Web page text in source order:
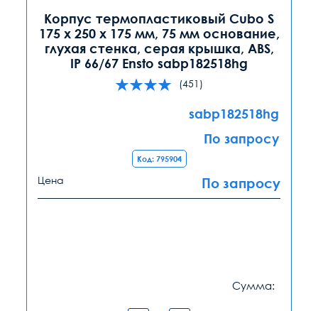
Корпус термопластиковый Cubo S
175 x 250 x 175 мм, 75 мм основание,
глухая стенка, серая крышка, ABS,
IP 66/67 Ensto sabp182518hg
(451)
sabp182518hg
По запросу
Код: 795904
Цена По запросу
Сумма: